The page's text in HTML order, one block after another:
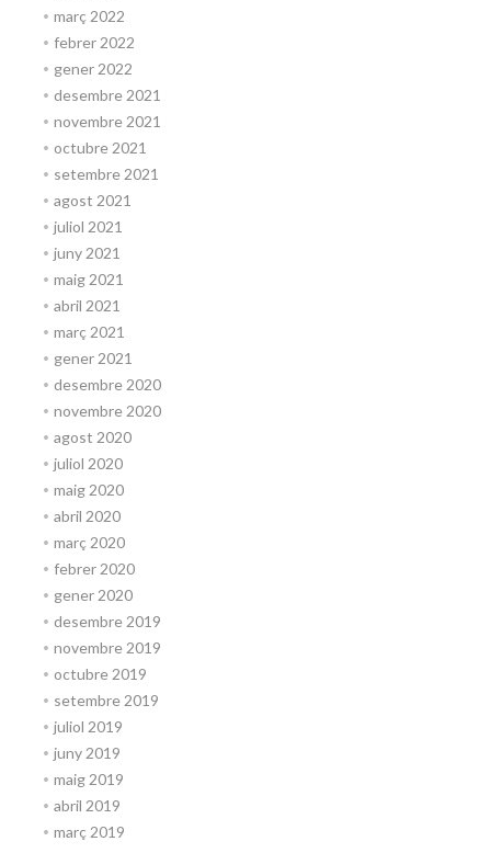
març 2022
febrer 2022
gener 2022
desembre 2021
novembre 2021
octubre 2021
setembre 2021
agost 2021
juliol 2021
juny 2021
maig 2021
abril 2021
març 2021
gener 2021
desembre 2020
novembre 2020
agost 2020
juliol 2020
maig 2020
abril 2020
març 2020
febrer 2020
gener 2020
desembre 2019
novembre 2019
octubre 2019
setembre 2019
juliol 2019
juny 2019
maig 2019
abril 2019
març 2019